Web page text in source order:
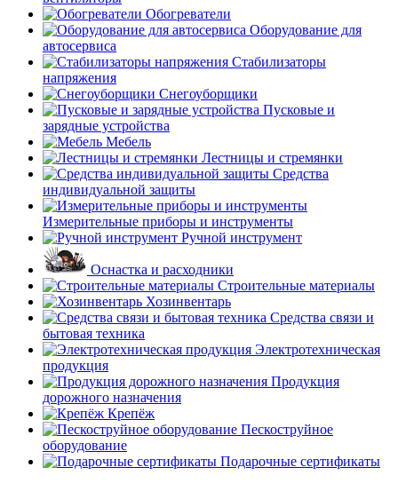
Обогреватели
Оборудование для
автосервиса
Стабилизаторы
напряжения
Снегоуборщики
Пусковые и
зарядные устройства
Мебель
Лестницы и стремянки
Средства
индивидуальной защиты
Измерительные приборы и инструменты
Ручной инструмент
Оснастка и расходники
Строительные материалы
Хозинвентарь
Средства связи и
бытовая техника
Электротехническая
продукция
Продукция
дорожного назначения
Крепёж
Пескоструйное
оборудование
Подарочные сертификаты